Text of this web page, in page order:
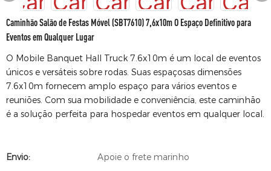
Caminhão Salão de Festas Móvel (SBT7610) 7,6x10m O Espaço Definitivo para
Eventos em Qualquer Lugar
O Mobile Banquet Hall Truck 7.6x10m é um local de eventos
únicos e versáteis sobre rodas. Suas espaçosas dimensões
7.6x10m fornecem amplo espaço para vários eventos e
reuniões. Com sua mobilidade e conveniência, este caminhão
é a solução perfeita para hospedar eventos em qualquer local.
Envio:
Apoie o frete marinho